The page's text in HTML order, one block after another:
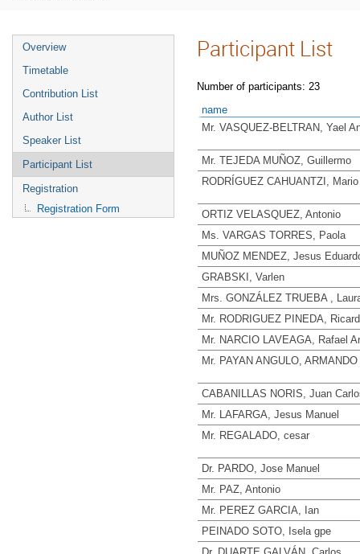
Overview
Timetable
Contribution List
Author List
Speaker List
Participant List
Registration
Registration Form
Participant List
Number of participants: 23
name
Mr. VASQUEZ-BELTRAN, Yael
Mr. TEJEDA MUÑOZ, Guillermo
RODRÍGUEZ CAHUANTZI, Mario
ORTIZ VELASQUEZ, Antonio
Ms. VARGAS TORRES, Paola
MUÑOZ MENDEZ, Jesus
GRABSKI, Varlen
Mrs. GONZÁLEZ TRUEBA ,
Mr. RODRIGUEZ PINEDA,
Mr. NARCIO LAVEAGA, Rafael
Mr. PAYAN ANGULO, ARMANDO
CABANILLAS NORIS, Juan
Mr. LAFARGA, Jesus Manuel
Mr. REGALADO, cesar
Dr. PARDO, Jose Manuel
Mr. PAZ, Antonio
Mr. PEREZ GARCIA, Ian
PEINADO SOTO, Isela gpe